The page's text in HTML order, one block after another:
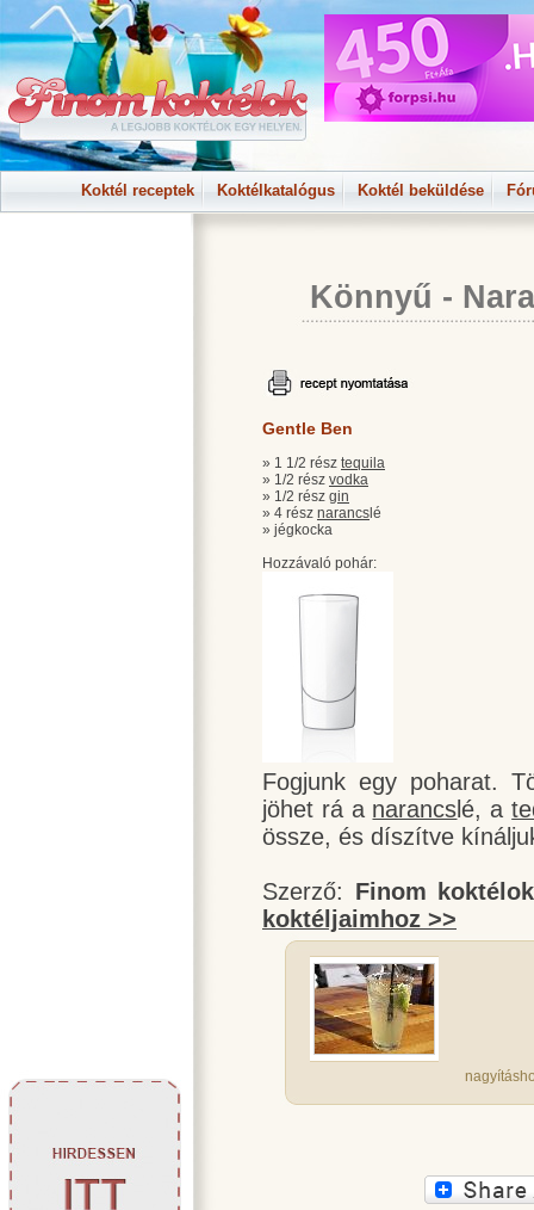
Koktél receptek Koktélkatalógus Koktél beküldése
Könnyű -
Gentle Ben
» 1 1/2 rész tequila
» 1/2 rész vodka
» 1/2 rész gin
» 4 rész narancs lé
» jégkocka
Hozzávaló pohár:
Fogjunk egy poharat.
jöhet rá a narancslé, a
össze, és díszítve
Szerző: Finom koktélok
koktéljaimhoz >>